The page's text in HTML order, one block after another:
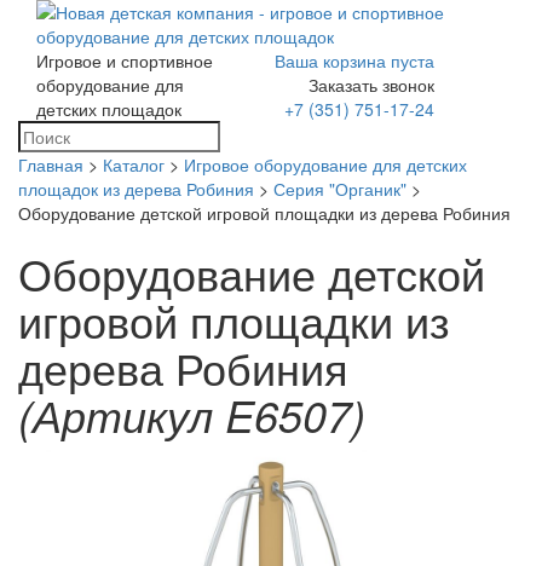
Игровое и спортивное
оборудование для
детских площадок
Ваша корзина пуста
Заказать звонок
+7 (351) 751-17-24
Главная > Каталог > Игровое оборудование для детских
площадок из дерева Робиния > Серия "Органик" >
Оборудование детской игровой площадки из дерева Робиния
Оборудование детской
игровой площадки из
дерева Робиния
(Артикул E6507)